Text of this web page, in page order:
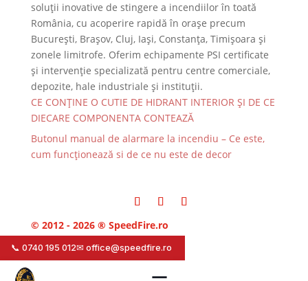
soluții inovative de stingere a incendiilor în toată
România, cu acoperire rapidă în orașe precum
București, Brașov, Cluj, Iași, Constanța, Timișoara și
zonele limitrofe. Oferim echipamente PSI certificate
și intervenție specializată pentru centre comerciale,
depozite, hale industriale și instituții.
CE CONȚINE O CUTIE DE HIDRANT INTERIOR ȘI DE CE
DIECARE COMPONENTA CONTEAZĂ
Butonul manual de alarmare la incendiu – Ce este,
cum funcționează si de ce nu este de decor
© 2012 - 2026 ® SpeedFire.ro